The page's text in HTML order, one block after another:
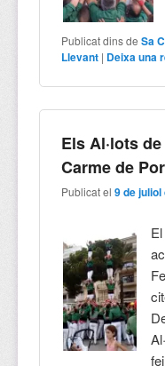
Publicat dins de Sa
Llevant | Deixa una
Els Al·lots
Carme de
Publicat el9 de juliol